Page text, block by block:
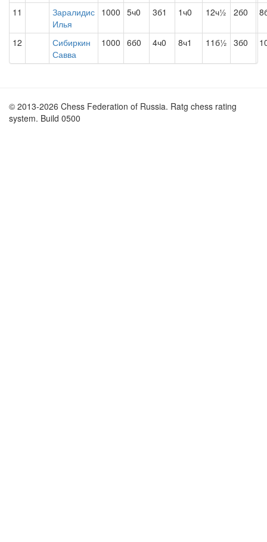
11
Заралидис
Илья
1000 5ч0 3б1 1ч0 12ч½ 2б0
12
Сибиркин
Савва
1000 6б0 4ч0 8ч1 11б½ 3б0
© 2013-2026 Chess Federation of Russia. Ratg chess rating
system. Build 0500